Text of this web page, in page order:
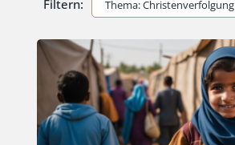
Filtern: Thema: Christenverfolgung